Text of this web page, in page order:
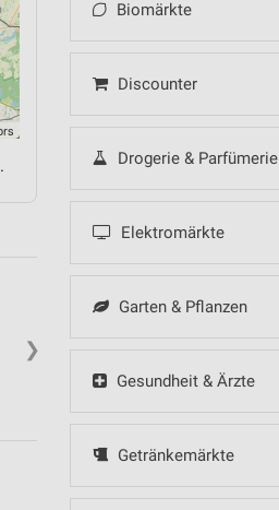
Biomärkte
Discounter
Drogerie & Parfümerie
Elektromärkte
Garten & Pflanzen
Gesundheit & Ärzte
Getränkemärkte
❯